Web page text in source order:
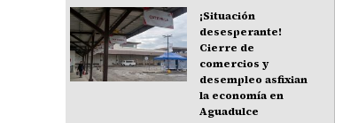
¡Situación
desesperante!
Cierre de
comercios y
desempleo asfixian
la economía en
Aguadulce